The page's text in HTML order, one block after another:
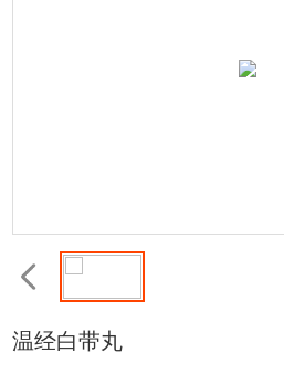
温经白带丸